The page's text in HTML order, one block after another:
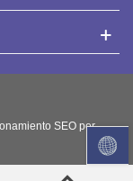
SEO por